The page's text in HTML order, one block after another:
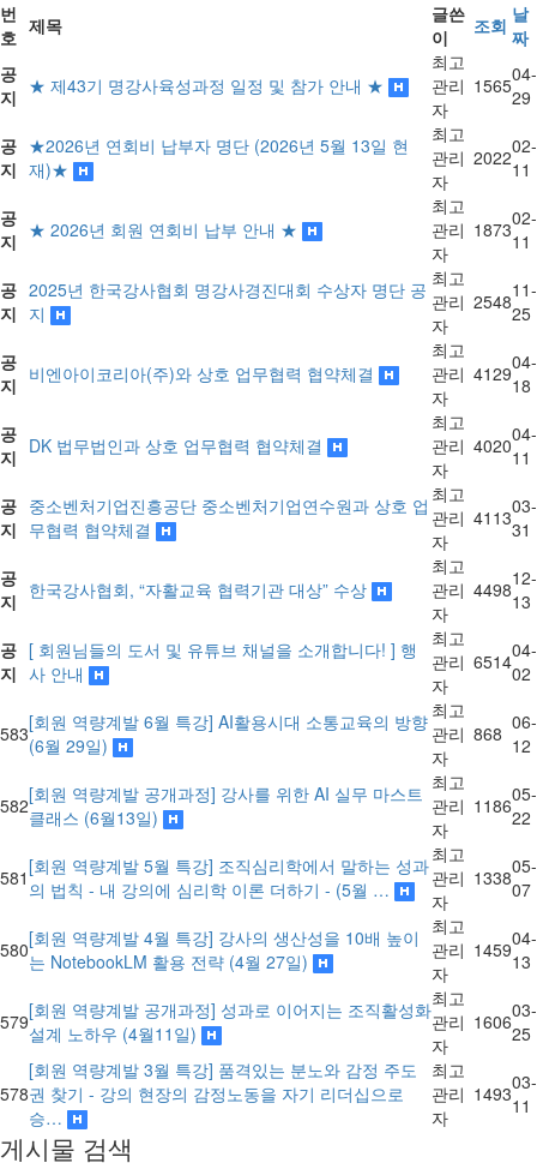
번
호 제목
글쓴
이
조회 날
짜
공
지 ★ 제43기 명강사육성과정 일정 및 참가 안내 ★
최고
관리
자
156504-
29
공
지
★2026년 연회비 납부자 명단 (2026년 5월 13일 현
재)★
최고
관리
자
202202-
11
공
지 ★ 2026년 회원 연회비 납부 안내 ★
최고
관리
자
187302-
11
공
지
2025년 한국강사협회 명강사경진대회 수상자 명단 공
지
최고
관리
자
254811-
25
공
지 비엔아이코리아(주)와 상호 업무협력 협약체결
최고
관리
자
412904-
18
공
지 DK 법무법인과 상호 업무협력 협약체결
최고
관리
자
402004-
11
공
지
중소벤처기업진흥공단 중소벤처기업연수원과 상호 업
무협력 협약체결
최고
관리
자
411303-
31
공
지 한국강사협회, “자활교육 협력기관 대상” 수상
최고
관리
자
449812-
13
공
지
[ 회원님들의 도서 및 유튜브 채널을 소개합니다! ] 행
사 안내
최고
관리
자
651404-
02
583[회원 역량계발 6월 특강] AI활용시대 소통교육의 방향
(6월 29일)
최고
관리
자
868 06-
12
582[회원 역량계발 공개과정] 강사를 위한 AI 실무 마스트
클래스 (6월13일)
최고
관리
자
118605-
22
581 [회원 역량계발 5월 특강] 조직심리학에서 말하는 성과
의 법칙 - 내 강의에 심리학 이론 더하기 - (5월 …
최고
관리
자
133805-
07
580[회원 역량계발 4월 특강] 강사의 생산성을 10배 높이
는 NotebookLM 활용 전략 (4월 27일)
최고
관리
자
145904-
13
579[회원 역량계발 공개과정] 성과로 이어지는 조직활성화
설계 노하우 (4월11일)
최고
관리
자
160603-
25
578
[회원 역량계발 3월 특강] 품격있는 분노와 감정 주도
권 찾기 - 강의 현장의 감정노동을 자기 리더십으로
승…
최고
관리
자
149303-
11
게시물 검색